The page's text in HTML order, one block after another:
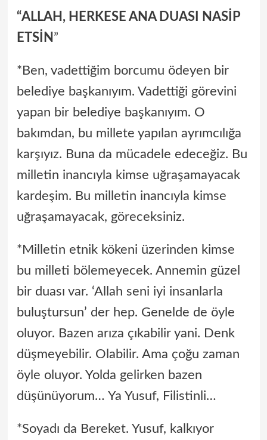
“ALLAH, HERKESE ANA DUASI NASİP
ETSİN ”
*Ben, vadettiğim borcumu ödeyen bir
belediye başkanıyım. Vadettiği görevini
yapan bir belediye başkanıyım. O
bakımdan, bu millete yapılan ayrımcılığa
karşıyız. Buna da mücadele edeceğiz. Bu
milletin inancıyla kimse uğraşamayacak
kardeşim. Bu milletin inancıyla kimse
uğraşamayacak, göreceksiniz.
*Milletin etnik kökeni üzerinden kimse
bu milleti bölemeyecek. Annemin güzel
bir duası var. ‘Allah seni iyi insanlarla
buluştursun’ der hep. Genelde de öyle
oluyor. Bazen arıza çıkabilir yani. Denk
düşmeyebilir. Olabilir. Ama çoğu zaman
öyle oluyor. Yolda gelirken bazen
düşünüyorum… Ya Yusuf, Filistinli…
*Soyadı da Bereket. Yusuf, kalkıyor